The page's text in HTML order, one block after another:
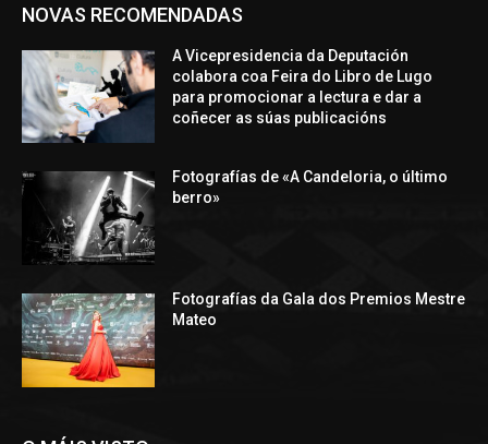
NOVAS RECOMENDADAS
A Vicepresidencia da Deputación
colabora coa Feira do Libro de Lugo
para promocionar a lectura e dar a
coñecer as súas publicacións
Fotografías de «A Candeloria, o último
berro»
Fotografías da Gala dos Premios Mestre
Mateo